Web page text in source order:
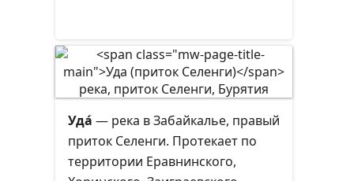
Уда́ — река в Забайкалье, правый
приток Селенги. Протекает по
территории Еравнинского,